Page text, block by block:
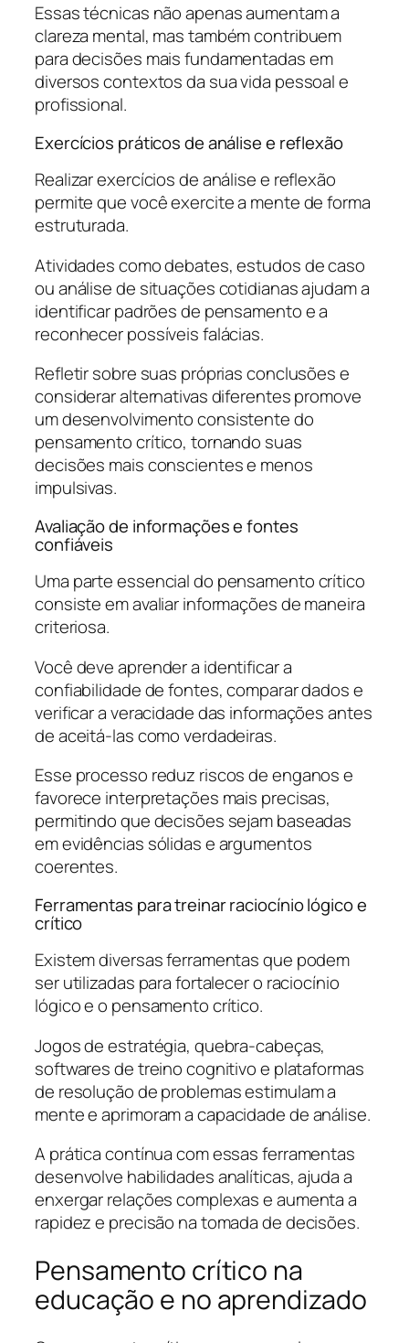
Essas técnicas não apenas aumentam a
clareza mental, mas também contribuem
para decisões mais fundamentadas em
diversos contextos da sua vida pessoal e
profissional.
Exercícios práticos de análise e reflexão
Realizar exercícios de análise e reflexão
permite que você exercite a mente de forma
estruturada.
Atividades como debates, estudos de caso
ou análise de situações cotidianas ajudam a
identificar padrões de pensamento e a
reconhecer possíveis falácias.
Refletir sobre suas próprias conclusões e
considerar alternativas diferentes promove
um desenvolvimento consistente do
pensamento crítico, tornando suas
decisões mais conscientes e menos
impulsivas.
Avaliação de informações e fontes
confiáveis
Uma parte essencial do pensamento crítico
consiste em avaliar informações de maneira
criteriosa.
Você deve aprender a identificar a
confiabilidade de fontes, comparar dados e
verificar a veracidade das informações antes
de aceitá-las como verdadeiras.
Esse processo reduz riscos de enganos e
favorece interpretações mais precisas,
permitindo que decisões sejam baseadas
em evidências sólidas e argumentos
coerentes.
Ferramentas para treinar raciocínio lógico e
crítico
Existem diversas ferramentas que podem
ser utilizadas para fortalecer o raciocínio
lógico e o pensamento crítico.
Jogos de estratégia, quebra-cabeças,
softwares de treino cognitivo e plataformas
de resolução de problemas estimulam a
mente e aprimoram a capacidade de análise.
A prática contínua com essas ferramentas
desenvolve habilidades analíticas, ajuda a
enxergar relações complexas e aumenta a
rapidez e precisão na tomada de decisões.
Pensamento crítico na
educação e no aprendizado